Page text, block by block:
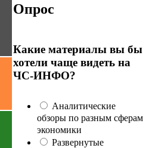
Опрос
Какие материалы вы бы
хотели чаще видеть на
ЧС-ИНФО?
Аналитические
обзоры по разным сферам
экономики
Развернутые